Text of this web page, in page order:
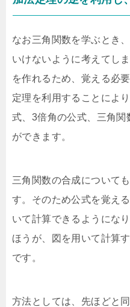
なお三角関数を学ぶとき
いけないように考えてし
を作れるため、覚える必
定理を利用することによ
式、3倍角の公式、三角関
ができます。
三角関数の合成について
す。そのため公式を覚え
いて計算できるようにな
ほうが、図を用いて計算
です。
方法としては、先ほどと